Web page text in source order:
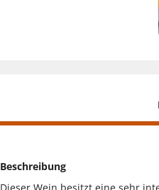
Beschreibung